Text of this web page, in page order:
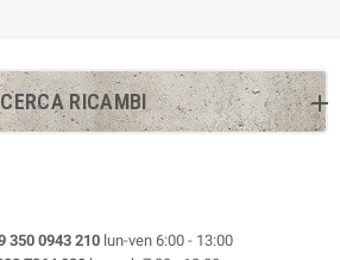
CERCA RICAMBI
350 0943 210 lun-ven 6:00 - 13:00